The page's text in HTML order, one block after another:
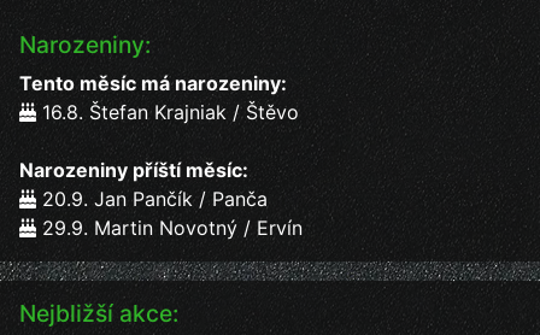
Narozeniny:
Tento měsíc má narozeniny:
16.8. Štefan Krajniak / Štěvo
Narozeniny příští měsíc:
20.9. Jan Pančík / Panča
29.9. Martin Novotný / Ervín
Nejbližší akce: